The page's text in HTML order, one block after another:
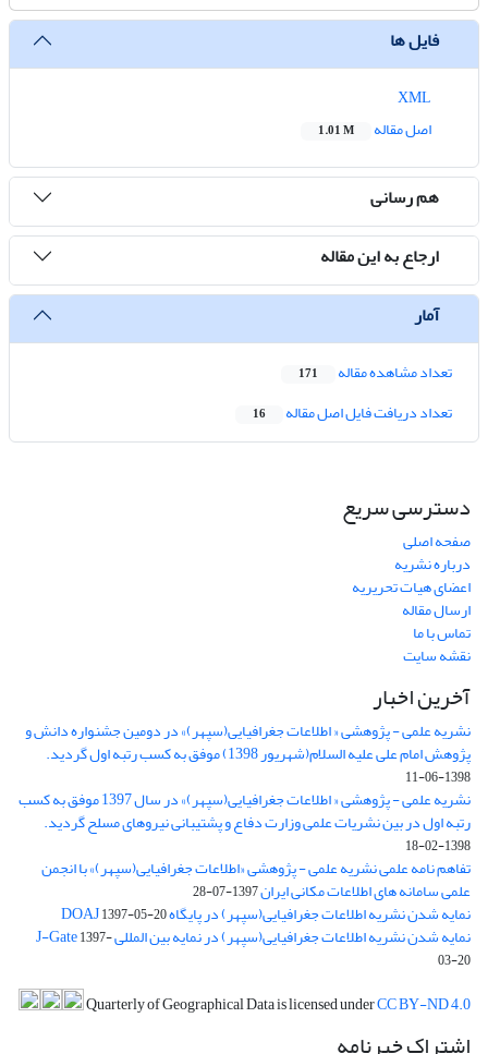
فایل ها
اصل مقاله
1.01 M
هم رسانی
ارجاع به این مقاله
آمار
تعداد مشاهده مقاله 171
تعداد دریافت فایل اصل مقاله 16
دسترسی سریع
صفحه اصلی
درباره نشریه
اعضای هیات تحریریه
ارسال مقاله
تماس با ما
نقشه سایت
آخرین اخبار
نشریه علمی - پژوهشی « اطلاعات جغرافیایی(سپهر)» در دومین جشنواره دانش و
پژوهش امام علی علیه السلام(شهریور 1398) موفق به کسب رتبه اول گردید.
1398-06-11
نشریه علمی - پژوهشی « اطلاعات جغرافیایی(سپهر)» در سال 1397 موفق به کسب
رتبه اول در بین نشریات علمی وزارت دفاع و پشتیبانی نیروهای مسلح گردید.
1398-02-18
تفاهم نامه علمی نشریه علمی - پژوهشی «اطلاعات جغرافیایی(سپهر)» با انجمن
علمی سامانه های اطلاعات مکانی ایران1397-07-28
نمایه شدن نشریه اطلاعات جغرافیایی(سپهر) در پایگاه DOAJ1397-05-20
نمایه شدن نشریه اطلاعات جغرافیایی(سپهر) در نمایه بین المللی J-Gate1397-
03-20
Quarterly of Geographical Data is licensed underCC BY-ND 4.0